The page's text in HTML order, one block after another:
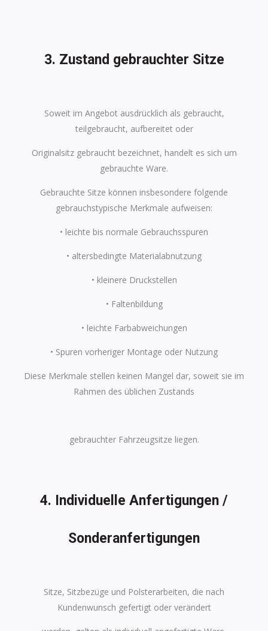
3. Zustand gebrauchter Sitze
Soweit im Angebot ausdrücklich als gebraucht,
teilgebraucht, aufbereitet oder
Originalsitz gebraucht bezeichnet, handelt es sich um
gebrauchte Ware.
Gebrauchte Sitze können insbesondere folgende
gebrauchstypische Merkmale aufweisen:
• leichte bis normale Gebrauchsspuren
• altersbedingte Materialabnutzung
• kleinere Druckstellen
• Faltenbildung
• leichte Farbabweichungen
• Spuren vorheriger Montage oder Nutzung
Diese Merkmale stellen keinen Mangel dar, soweit sie im
Rahmen des üblichen Zustands
gebrauchter Fahrzeugsitze liegen.
4. Individuelle Anfertigungen /
Sonderanfertigungen
Sitze, Sitzbezüge und Polsterarbeiten, die nach
Kundenwunsch gefertigt oder verändert